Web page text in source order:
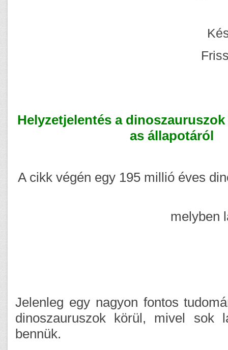
Helyzetjelentés a
as állapotáról
A cikk végén egy 195 millió éves
melyben
Jelenleg egy nagyon fontos
dinoszauruszok körül, mivel sok
bennük.